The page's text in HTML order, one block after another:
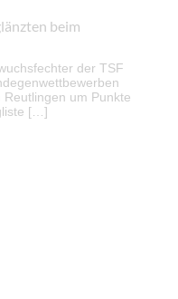
beim
der TSF
Reutlingen um Punkte
[…]